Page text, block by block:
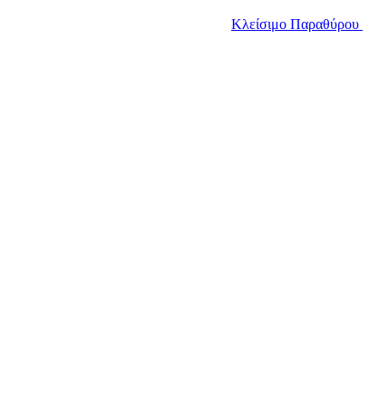
Κλείσιμο Παραθύρου